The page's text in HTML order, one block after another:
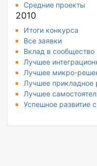
Средние проекты
2010
Итоги конкурса
Все заявки
Вклад в сообщество
Лучшее
Лучшее микро-
Лучшее прикладное
Лучшее
Успешное развитие